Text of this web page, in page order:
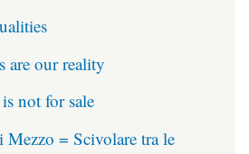
are our reality
not for sale
Mezzo = Scivolare tra le